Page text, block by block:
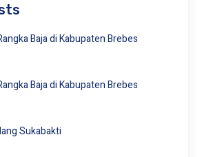
Baja di Kabupaten Brebes
Baja di Kabupaten Brebes
Sukabakti